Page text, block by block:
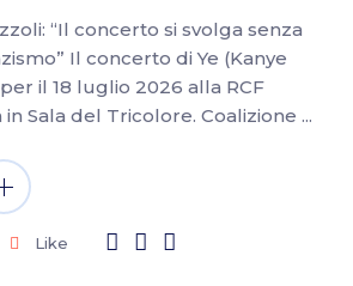
“Il concerto si svolga senza
Il concerto di Ye (Kanye
il 18 luglio 2026 alla RCF
Sala del Tricolore. Coalizione
Like